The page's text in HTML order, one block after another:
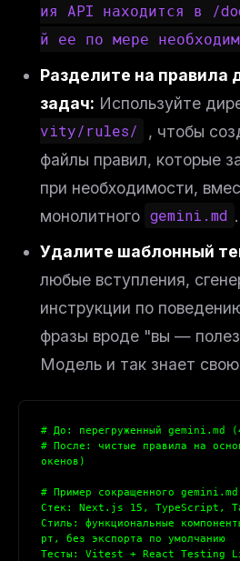
ия API находится в /
й ее по мере
Разделите на правила
задач: Используйте
vity/rules/
, чтобы
файлы правил, которые
при необходимости,
монолитного gemini.md .
Удалите шаблонный
любые вступления,
инструкции по
фразы вроде "вы —
Модель и так знает свою
# До: перегруженный gemini.md
# После: чистые правила на
окенов)
# Пример сокращенного
Стек: Next.js 15, TypeScript,
Стиль: функциональные
рт, без экспорта по умолчанию
Тесты: Vitest + React Testing